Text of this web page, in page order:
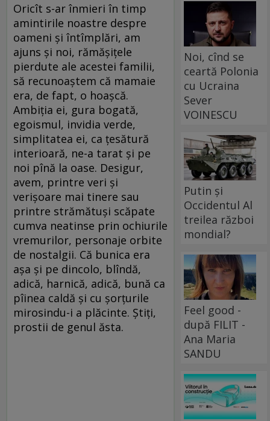
Oricît s-ar înmieri în timp
amintirile noastre despre
oameni și întîmplări, am
ajuns și noi, rămășițele
pierdute ale acestei familii,
să recunoaștem că mamaie
era, de fapt, o hoașcă.
Ambiția ei, gura bogată,
egoismul, invidia verde,
simplitatea ei, ca țesătură
interioară, ne-a tarat și pe
noi pînă la oase. Desigur,
avem, printre veri și
verișoare mai tinere sau
printre strămătuși scăpate
cumva neatinse prin ochiurile
vremurilor, personaje orbite
de nostalgii. Că bunica era
așa și pe dincolo, blîndă,
adică, harnică, adică, bună ca
pîinea caldă și cu șorțurile
mirosindu-i a plăcinte. Știți,
prostii de genul ăsta.
Noi, cînd se
ceartă Polonia
cu Ucraina
Sever
VOINESCU
Putin și
Occidentul Al
treilea război
mondial?
Feel good -
după FILIT -
Ana Maria
SANDU